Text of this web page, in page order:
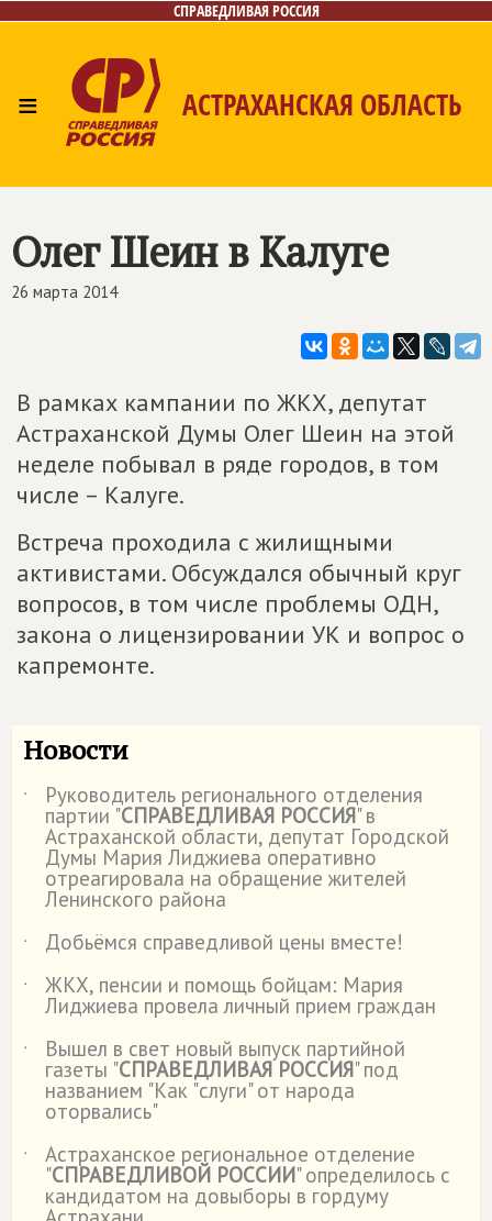
СПРАВЕДЛИВАЯ РОССИЯ
≡ АСТРАХАНСКАЯ ОБЛАСТЬ
Контакты
Олег Шеин в Калуге
26 марта 2014
В рамках кампании по ЖКХ, депутат
Астраханской Думы Олег Шеин на этой
неделе побывал в ряде городов, в том
числе – Калуге.
Встреча проходила с жилищными
активистами. Обсуждался обычный круг
вопросов, в том числе проблемы ОДН,
закона о лицензировании УК и вопрос о
капремонте.
Новости
˙ Руководитель регионального отделения
партии "СПРАВЕДЛИВАЯ РОССИЯ" в
Астраханской области, депутат Городской
Думы Мария Лиджиева оперативно
отреагировала на обращение жителей
Ленинского района
˙
Добьёмся справедливой цены вместе!
˙
ЖКХ, пенсии и помощь бойцам: Мария
Лиджиева провела личный прием граждан
˙
Вышел в свет новый выпуск партийной
газеты "СПРАВЕДЛИВАЯ РОССИЯ" под
названием "Как "слуги" от народа
оторвались"
˙
Астраханское региональное отделение
"СПРАВЕДЛИВОЙ РОССИИ" определилось с
кандидатом на довыборы в гордуму